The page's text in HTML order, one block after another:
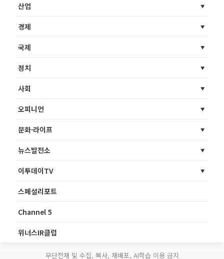
산업
경제
국제
정치
사회
오피니언
문화·라이프
뉴스발전소
이투데이TV
스페셜리포트
Channel 5
위너스IR클럽
무단전재 및 수집, 복사, 재배포, AI학습 이용 금지